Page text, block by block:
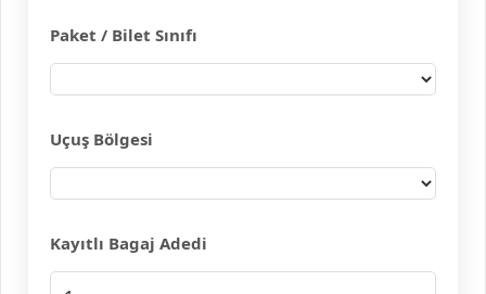
Paket / Bilet Sınıfı
Uçuş Bölgesi
Kayıtlı Bagaj Adedi